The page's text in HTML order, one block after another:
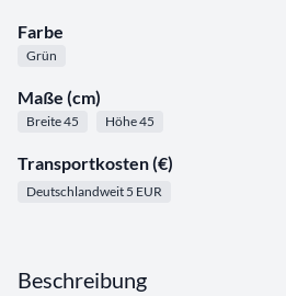
Farbe
Grün
Maße (cm)
Breite 45 Höhe 45
Transportkosten (€)
Deutschlandweit 5 EUR
Beschreibung